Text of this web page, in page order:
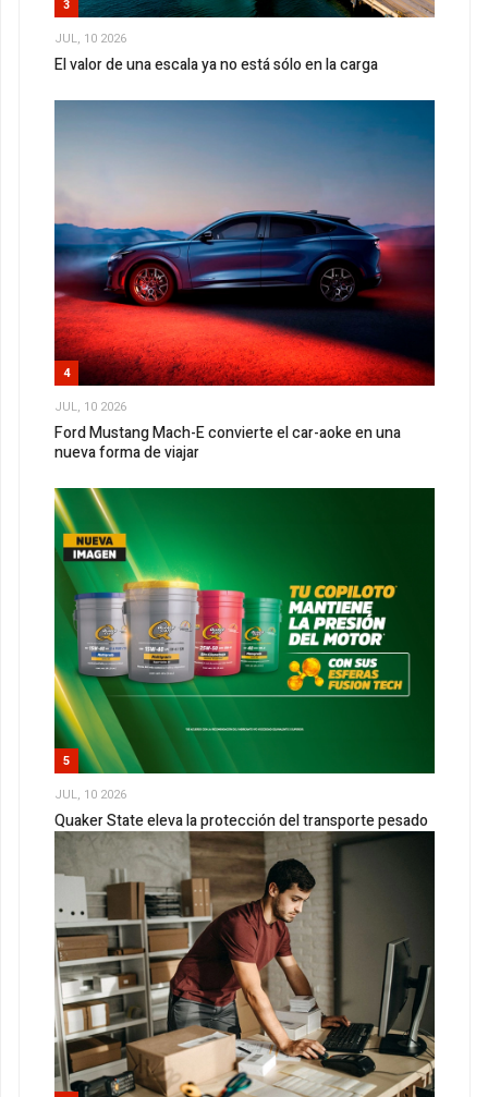
3
JUL, 10 2026
El valor de una escala ya no está sólo en la carga
4
JUL, 10 2026
Ford Mustang Mach-E convierte el car-aoke en una
nueva forma de viajar
5
JUL, 10 2026
Quaker State eleva la protección del transporte pesado